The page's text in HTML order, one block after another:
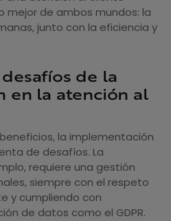
mejor de ambos mundos: la
junto con la eficiencia y
de la
en la atención al
la implementación
de desafíos. La
requiere una gestión
siempre con el respeto
y cumpliendo con
de datos como el GDPR.